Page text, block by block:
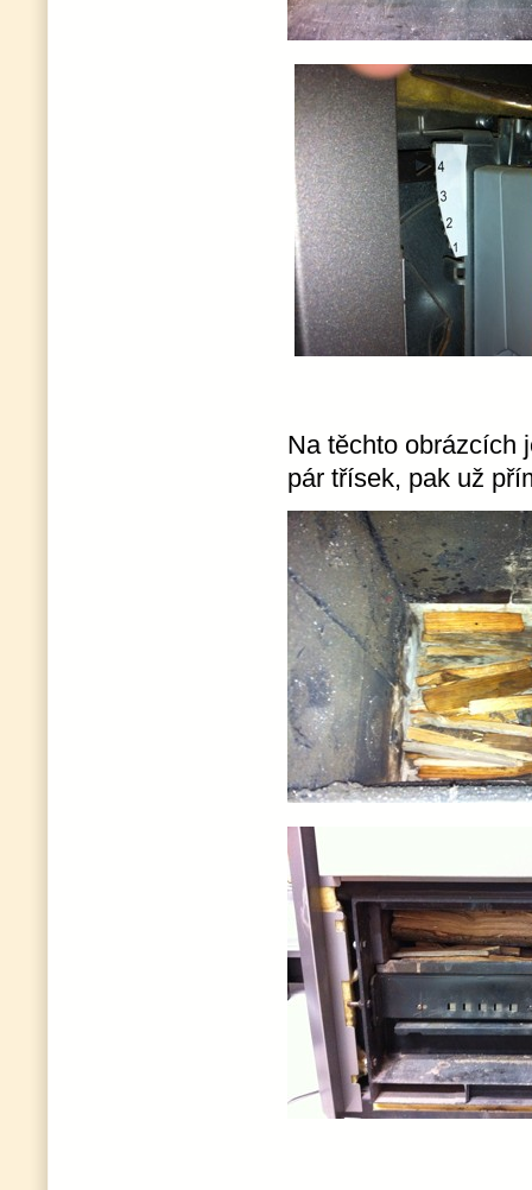
Na těchto obrázcích
pár třísek, pak už